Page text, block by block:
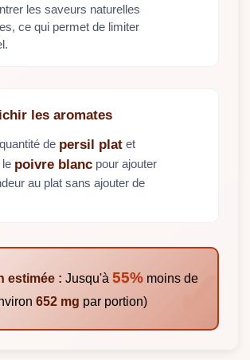
les saveurs naturelles
ce qui permet de limiter
les aromates
de persil plat et
poivre blanc pour ajouter
au plat sans ajouter de
estimée : Jusqu'à 55% moins de
652 mg par portion)